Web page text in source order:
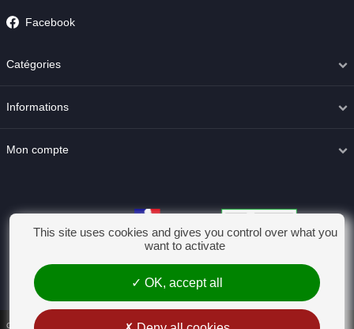
Facebook
Catégories
Informations
Mon compte
Conditions générales de vente
This site uses cookies and gives you control over what you
want to activate
OK, accept all